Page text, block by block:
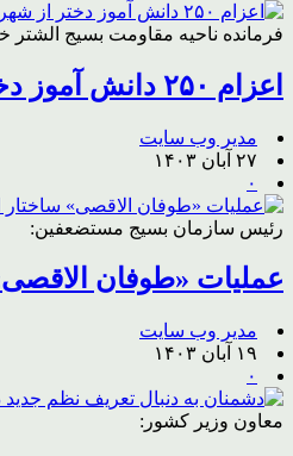
فرمانده ناحیه مقاومت بسیج الشتر
اعزام ۲۵۰ دانش آموز دختر از شهرستان سلسله به راهیان نور جنوب
مدیر وب سایت
۲۷ آبان ۱۴۰۳
۰
رئیس سازمان بسیج مستضعفین:
عملیات «طوفان
مدیر وب سایت
۱۹ آبان ۱۴۰۳
۰
معاون وزیر کشور: